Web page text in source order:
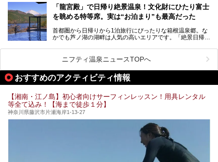
う」という人も多いはず。
そこで今回は、神奈川県内の人気施設26選を「安さ」「岩
業」「駅近」など、目的別に厳選して紹介します。
今の気分にぴったりの施設を見つけて、最高のリフレッシュ
「箱根仙石原プリンスホテル」と4軒あり、今回ご紹介する
「ザ・プリンス 箱根芦ノ湖」は、その中でもフラッグシッ
プ（旗艦）に位置づけられる特別なホテルです。
昭和の日本を代表する建築家の一人、村野藤吾が芦ノ湖の畔
に建てた桃源郷のようなホテルがここ。自家源泉の温泉や、
提供元：株式会社西武・プリンスホテルズワールドワイド
【PR】
この記事はザ・プリンス 箱根芦ノ湖のPR記事です。
「龍宮殿」で日帰り絶景温泉！文化財にひたり富士
を眺める特等席。実は“お泊まり”も最高だった
首都圏から日帰りから1泊旅行にぴったりな箱根温泉郷。な
かでも芦ノ湖の湖畔は人気の高いエリアです。「絶景日帰り
が楽しめるまさに眺望自慢の日帰り温泉。
そしてここは全24室の「箱根 芦ノ湖畔蛸川温泉 龍宮殿」と
して宿泊もできます。宿泊者は「龍宮殿本館」の営業時間に
加えて、朝6時からの宿泊者専用時間帯にも「龍宮殿本館」
のお風呂が利用できます。
今回は日帰り温泉としての「絶景日帰り温泉 龍宮殿本館
（以下、龍宮殿本館）」と、旅館としての「箱根 芦ノ湖畔
蛸川温泉 龍宮殿（以下、龍宮殿）」の両方の魅力をたっぷ
りお伝えします！
ここは箱根神社、九頭龍神社、白龍神社、箱根元宮と箱根の
4つの神社に囲まれたパワースポットです。
提供元：株式会社西武・プリンスホテルズワールドワイド
ニフティ温泉ニュースTOPへ
おすすめのアクティビティ情報
【湘南・江ノ島】初心者向けサーフィンレッスン！用具レンタル
等全て込み！【海まで徒歩１分】
神奈川県藤沢市片瀬海岸1-13-27